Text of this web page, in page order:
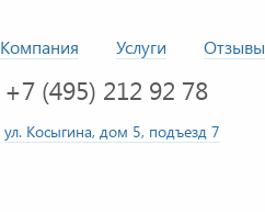
Компания Услуги Отзывы
+7 (495) 212 92 78
ул. Косыгина, дом 5, подъезд 7